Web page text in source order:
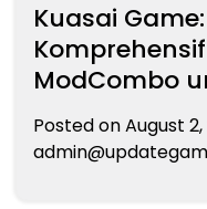
Kuasai
ModCombo
Posted onAugust